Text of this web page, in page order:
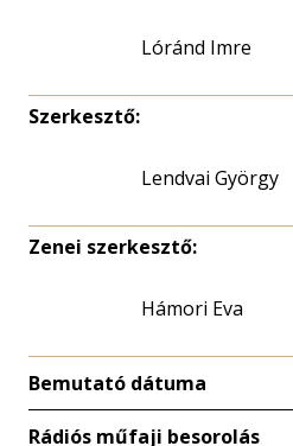
Lóránd Imre
Szerkesztő:
Lendvai György
Zenei szerkesztő:
Hámori Eva
Bemutató dátuma
Rádiós műfaji besorolás